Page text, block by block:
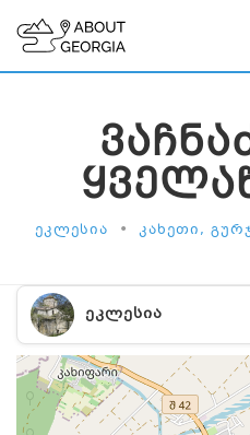
ᲔᲙᲚᲔᲡᲘᲐ • ᲙᲐᲮᲔᲗᲘ,
ᲔᲙᲚᲔᲡᲘᲐ